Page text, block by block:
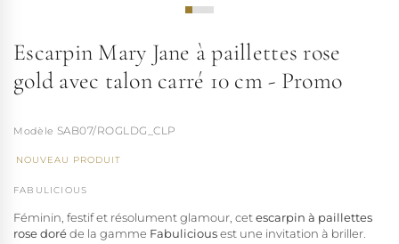
Escarpin Mary Jane à paillettes rose
gold avec talon carré 10 cm - Promo
SAB07/ROGLDG_CLP
NOUVEAU PRODUIT
FABULICIOUS
Féminin, festif et résolument glamour, cetescarpin à paillettes
rose doréde la gamme Fabuliciousest une invitation à briller.